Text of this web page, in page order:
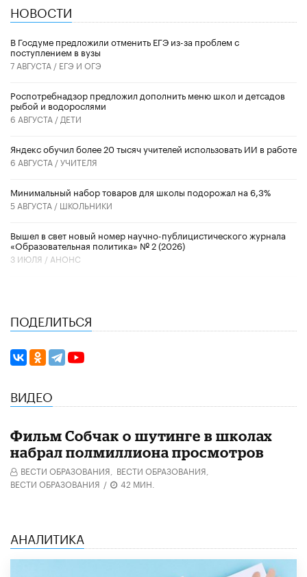
НОВОСТИ
В Госдуме предложили отменить ЕГЭ из-за проблем с
поступлением в вузы
7 АВГУСТА / ЕГЭ И ОГЭ
Роспотребнадзор предложил дополнить меню школ и детсадов
рыбой и водорослями
6 АВГУСТА / ДЕТИ
​Яндекс обучил более 20 тысяч учителей использовать ИИ в работе
6 АВГУСТА /УЧИТЕЛЯ
Минимальный набор товаров для школы подорожал на 6,3%
5 АВГУСТА / ШКОЛЬНИКИ
Вышел в свет новый номер научно-публицистического журнала
«Образовательная политика» № 2 (2026)
3 ИЮЛЯ / АНОНС
ПОДЕЛИТЬСЯ
ВИДЕО
Фильм Собчак о шутинге в школах
набрал полмиллиона просмотров
ВЕСТИ ОБРАЗОВАНИЯ, ВЕСТИ ОБРАЗОВАНИЯ,
ВЕСТИ ОБРАЗОВАНИЯ / 42 МИН.
АНАЛИТИКА